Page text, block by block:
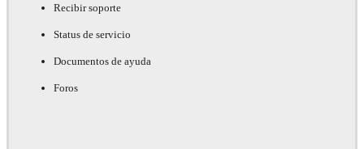
Recibir soporte
Status de servicio
Documentos de ayuda
Foros